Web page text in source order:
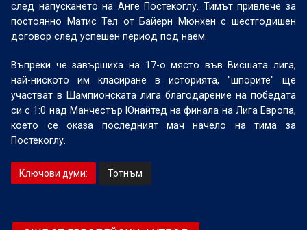
след напускането на Анге Постекоглу. Тимът привлече за
постоянно Матис Тел от Байерн Мюнхен с шестгодишен
договор след успешен период под наем.
Въпреки че завършиха на 17-о място във Висшата лига,
най-ниското им класиране в историята, "шпорите" ще
участват в Шампионската лига благодарение на победата
си с 1:0 над Манчестър Юнайтед на финала на Лига Европа,
което се оказа последният мач начело на тима за
Постекоглу.
Ключови думи: Тотнъм